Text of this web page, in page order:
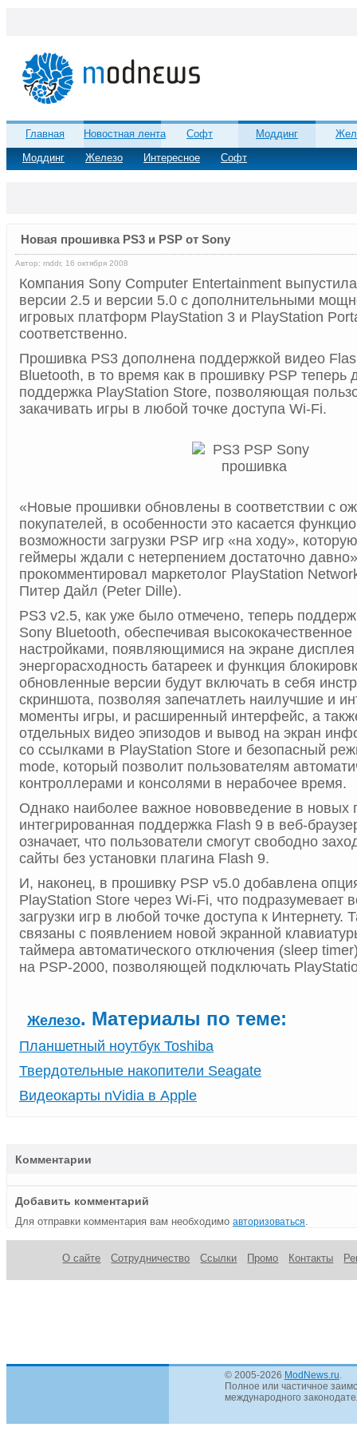
Главная
Новостная лента
Моддинг
Железо Интересное Софт
Софт Моддинг
Новая прошивка PS3 и PSP от Sony
Автор: mddr, 16 октября 2008
Компания Sony Computer Entertainment
версии 2.5 и версии 5.0 с дополнительными
игровых платформ PlayStation 3 и PlayStation
соответственно.
Прошивка PS3 дополнена поддержкой видео
Bluetooth, в то время как в прошивку PSP теперь
поддержка PlayStation Store, позволяющая
закачивать игры в любой точке доступа Wi-Fi.
«Новые прошивки обновлены в соответствии с
покупателей, в особенности это касается
возможности загрузки PSP игр «на ходу»,
геймеры ждали с нетерпением достаточно
прокомментировал маркетолог PlayStation
Питер Дайл (Peter Dille).
PS3 v2.5, как уже было отмечено, теперь
Sony Bluetooth, обеспечивая
настройками, появляющимися на экране дисплея
энергорасходность батареек и функция
обновленные версии будут включать в себя
скриншота, позволяя запечатлеть наилучшие и
моменты игры, и расширенный интерфейс, а
отдельных видео эпизодов и вывод на экран
со ссылками в PlayStation Store и безопасный
mode, который позволит пользователям
контроллерами и консолями в нерабочее время.
Однако наиболее важное нововведение в новых
интегрированная поддержка Flash 9 в веб-
означает, что пользователи смогут свободно
сайты без установки плагина Flash 9.
И, наконец, в прошивку PSP v5.0 добавлена
PlayStation Store через Wi-Fi, что подразумевает
загрузки игр в любой точке доступа к Интернету.
связаны с появлением новой экранной
таймера автоматического отключения (sleep
на PSP-2000, позволяющей подключать
Железо. Материалы по теме:
Планшетный ноутбук Toshiba
Твердотельные накопители Seagate
Видеокарты nVidia в Apple
Комментарии
Добавить комментарий
Для отправки комментария вам необходимо авторизоваться
О сайте Сотрудничество Ссылки Промо Контакты
© 2005-2026 ModNews.ru
Полное или частичное
международного